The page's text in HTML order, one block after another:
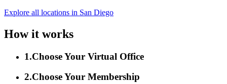
Explore all locations in San Diego
How it works
1.Choose Your Virtual Office
2.Choose Your Membership